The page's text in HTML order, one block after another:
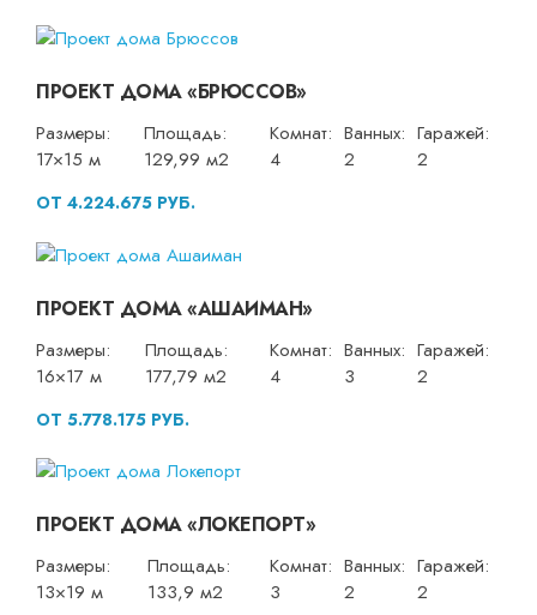
ПРОЕКТ ДОМА «БРЮССОВ»
Размеры:
17×15 м
Площадь:
129,99 м2
Комнат:
4
Ванных:
2
Гаражей:
2
ОТ 4.224.675 РУБ.
ПРОЕКТ ДОМА «АШАИМАН»
Размеры:
16×17 м
Площадь:
177,79 м2
Комнат:
4
Ванных:
3
Гаражей:
2
ОТ 5.778.175 РУБ.
ПРОЕКТ ДОМА «ЛОКЕПОРТ»
Размеры:
13×19 м
Площадь:
133,9 м2
Комнат:
3
Ванных:
2
Гаражей:
2